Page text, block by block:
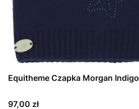
Equitheme Czapka Morgan Indigo
Cena
97,00 zł